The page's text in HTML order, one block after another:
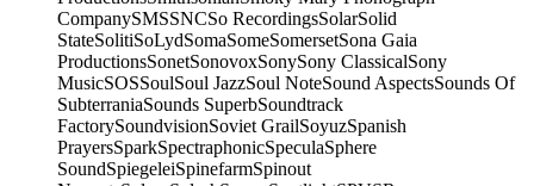
CompanySMSSNCSo RecordingsSolarSolid
StateSolitiSoLydSomaSomeSomersetSona Gaia
ProductionsSonetSonovoxSonySony ClassicalSony
MusicSOSSoulSoul JazzSoul NoteSound AspectsSounds Of
SubterraniaSounds SuperbSoundtrack
FactorySoundvisionSoviet GrailSoyuzSpanish
PrayersSparkSpectraphonicSpeculaSphere
SoundSpiegeleiSpinefarmSpinout